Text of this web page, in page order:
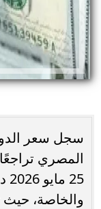
سجل سعر
المصري تراجعًا
والخاصة،